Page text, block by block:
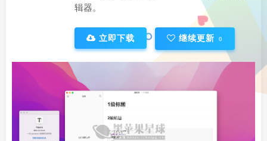
辑器。
立即下载 继续更新 0